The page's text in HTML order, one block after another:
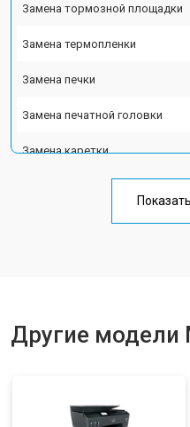
Замена тормозной площадки
Замена термопленки
Замена печки
Замена печатной головки
Замена каретки
Замена блока питания
Другие